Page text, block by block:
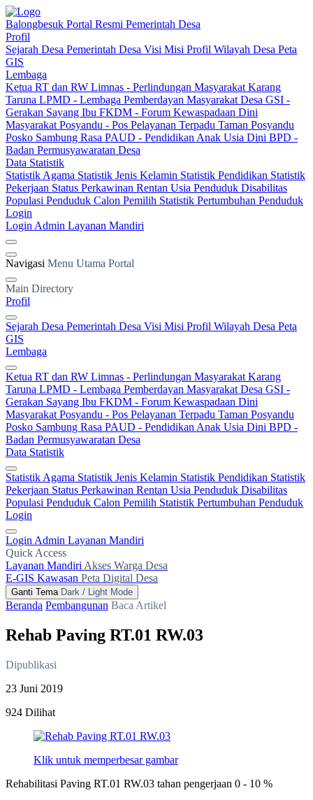
Balongbesuk Portal Resmi Pemerintah Desa
Profil
Sejarah Desa Pemerintah Desa Visi Misi Profil Wilayah Desa Peta
GIS
Lembaga
Ketua RT dan RW Limnas - Perlindungan Masyarakat Karang
Taruna LPMD - Lembaga Pemberdayan Masyarakat Desa GSI -
Gerakan Sayang Ibu FKDM - Forum Kewaspadaan Dini
Masyarakat Posyandu - Pos Pelayanan Terpadu Taman Posyandu
Posko Sambung Rasa PAUD - Pendidikan Anak Usia Dini BPD -
Badan Permusyawaratan Desa
Data Statistik
Statistik Agama Statistik Jenis Kelamin Statistik Pendidikan Statistik
Pekerjaan Status Perkawinan Rentan Usia Penduduk Disabilitas
Populasi Penduduk Calon Pemilih Statistik Pertumbuhan Penduduk
Login
Login Admin Layanan Mandiri
Navigasi Menu Utama Portal
Main Directory
Profil
Sejarah Desa Pemerintah Desa Visi Misi Profil Wilayah Desa Peta
GIS
Lembaga
Ketua RT dan RW Limnas - Perlindungan Masyarakat Karang
Taruna LPMD - Lembaga Pemberdayan Masyarakat Desa GSI -
Gerakan Sayang Ibu FKDM - Forum Kewaspadaan Dini
Masyarakat Posyandu - Pos Pelayanan Terpadu Taman Posyandu
Posko Sambung Rasa PAUD - Pendidikan Anak Usia Dini BPD -
Badan Permusyawaratan Desa
Data Statistik
Statistik Agama Statistik Jenis Kelamin Statistik Pendidikan Statistik
Pekerjaan Status Perkawinan Rentan Usia Penduduk Disabilitas
Populasi Penduduk Calon Pemilih Statistik Pertumbuhan Penduduk
Login
Login Admin Layanan Mandiri
Quick Access
Layanan Mandiri Akses Warga Desa
E-GIS Kawasan Peta Digital Desa
Ganti Tema Dark / Light Mode
Beranda Pembangunan Baca Artikel
Rehab Paving RT.01 RW.03
Dipublikasi
23 Juni 2019
924 Dilihat
Klik untuk memperbesar gambar
Rehabilitasi Paving RT.01 RW.03 tahan pengerjaan 0 - 10 %